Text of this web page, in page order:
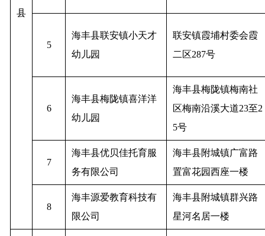
县
5
海丰县联安镇小天才
幼儿园
联安镇霞埔村委会霞
二区287号
6
海丰县梅陇镇喜洋洋
幼儿园
海丰县梅陇镇梅南社
区梅南沿溪大道23至2
5号
7
海丰县优贝佳托育服
务有限公司
海丰县附城镇广富路
置富花园西座一楼
8
海丰源爱教育科技有
限公司
海丰县附城镇群兴路
星河名居一楼